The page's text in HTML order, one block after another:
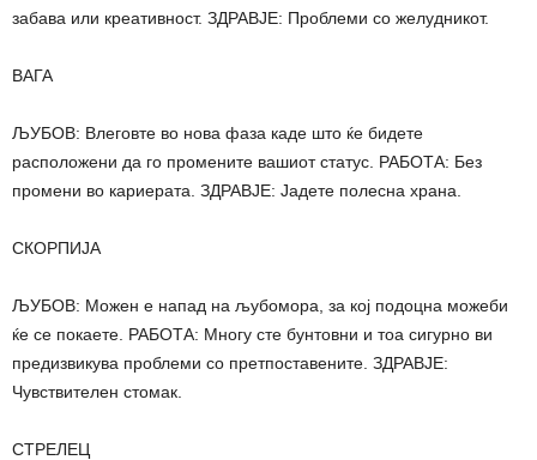
забава или креативност. ЗДРАВЈЕ: Проблеми со желудникот.
ВАГА
ЉУБОВ: Влеговте во нова фаза каде што ќе бидете
расположени да го промените вашиот статус. РАБОТА: Без
промени во кариерата. ЗДРАВЈЕ: Јадете полесна храна.
СКОРПИЈА
ЉУБОВ: Можен е напад на љубомора, за кој подоцна можеби
ќе се покаете. РАБОТА: Многу сте бунтовни и тоа сигурно ви
предизвикува проблеми со претпоставените. ЗДРАВЈЕ:
Чувствителен стомак.
СТРЕЛЕЦ